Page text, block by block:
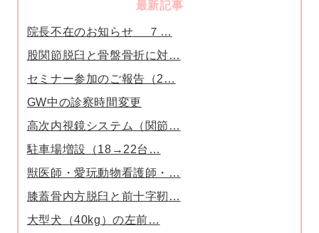
最新記事
院長不在のお知らせ ７…
股関節脱臼と骨盤骨折に対…
セミナー参加のご報告（2…
GW中の診察時間変更
高次内視鏡システム（関節…
駐車場増設（18→22台…
獣医師・愛玩動物看護師・…
膝蓋骨内方脱臼と前十字靭…
大型犬（40kg）の左前…